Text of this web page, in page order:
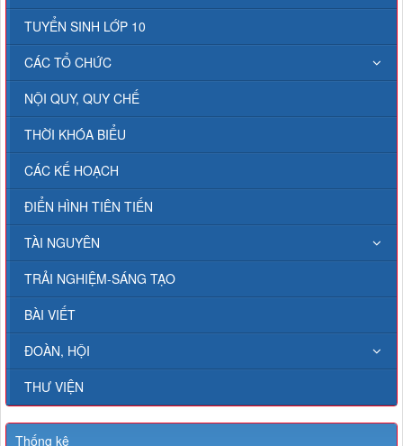
TUYỂN SINH LỚP 10
CÁC TỔ CHỨC
NỘI QUY, QUY CHẾ
THỜI KHÓA BIỂU
CÁC KẾ HOẠCH
ĐIỂN HÌNH TIÊN TIẾN
TÀI NGUYÊN
TRẢI NGHIỆM-SÁNG TẠO
BÀI VIẾT
ĐOÀN, HỘI
THƯ VIỆN
Thống kê